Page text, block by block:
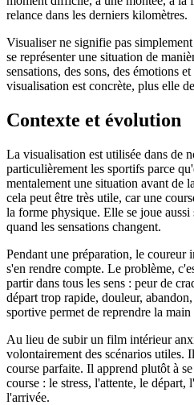
relance dans les derniers kilomètres.
Visualiser ne signifie pas
se représenter une situation de
sensations, des sons, des émotions
visualisation est concrète, plus elle
Contexte et évolution
La visualisation est utilisée dans de
particulièrement les sportifs parce
mentalement une situation avant de
cela peut être très utile, car une
la forme physique. Elle se joue
quand les sensations changent.
Pendant une préparation, le coureur
s'en rendre compte. Le problème,
partir dans tous les sens : peur de
départ trop rapide, douleur,
sportive permet de reprendre la main
Au lieu de subir un film intérieur
volontairement des scénarios utiles.
course parfaite. Il apprend plutôt à
course : le stress, l'attente, le
l'arrivée.